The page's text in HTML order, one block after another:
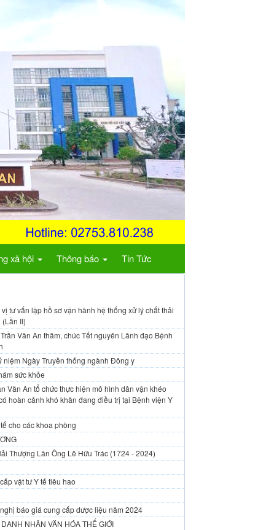
xã hội Thông báo Tin Tức
tư vấn lập hồ sơ vận hành hệ thống xử lý chất thải
II)
Văn An thăm, chúc Tết nguyên Lãnh đạo Bệnh
niệm Ngày Truyền thống ngành Đông y
sức khỏe
Văn An tổ chức thực hiện mô hình dân vận khéo
hoàn cảnh khó khăn đang điều trị tại Bệnh viện Y
cho các khoa phòng
Thượng Lãn Ông Lê Hữu Trác (1724 - 2024)
vật tư Y tế tiêu hao
báo giá cung cấp dược liệu năm 2024
NHÂN VĂN HÓA THẾ GIỚI